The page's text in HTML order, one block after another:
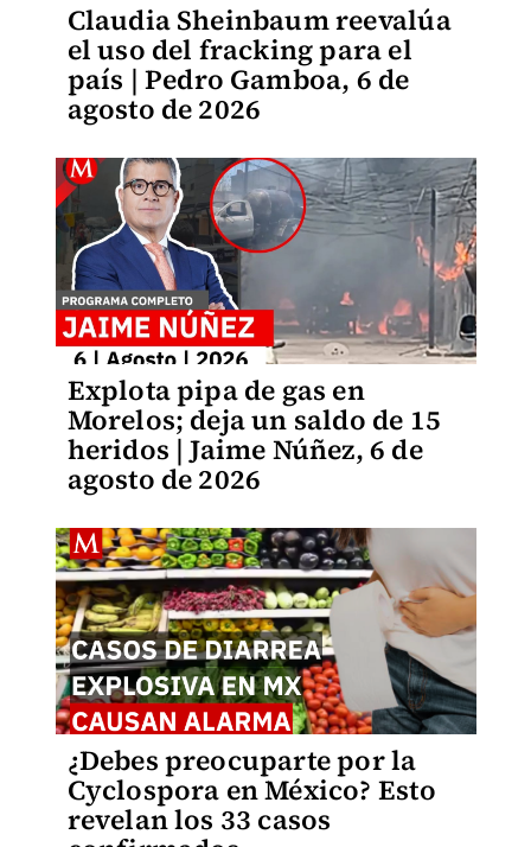
Claudia Sheinbaum reevalúa
el uso del fracking para el
país | Pedro Gamboa, 6 de
agosto de 2026
Explota pipa de gas en
Morelos; deja un saldo de 15
heridos | Jaime Núñez, 6 de
agosto de 2026
¿Debes preocuparte por la
Cyclospora en México? Esto
revelan los 33 casos